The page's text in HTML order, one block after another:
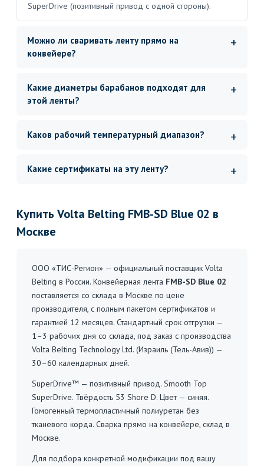
SuperDrive (позитивный привод с одной стороны).
Можно ли сваривать ленту прямо на
конвейере?
Какие диаметры барабанов подходят для
этой ленты?
Каков рабочий температурный диапазон?
Какие сертификаты на эту ленту?
Купить Volta Belting FMB-SD Blue 02 в
Москве
ООО «ТИС-Регион» — официальный поставщик Volta
Belting в России. Конвейерная лента FMB-SD Blue 02
поставляется со склада в Москве по цене
производителя, с полным пакетом сертификатов и
гарантией 12 месяцев. Стандартный срок отгрузки —
1–3 рабочих дня со склада, под заказ с производства
Volta Belting Technology Ltd. (Израиль (Тель-Авив)) —
30–60 календарных дней.
SuperDrive™ — позитивный привод. Smooth Top
SuperDrive. Твёрдость 53 Shore D. Цвет — синяя.
Гомогенный термопластичный полиуретан без
тканевого корда. Сварка прямо на конвейере, склад в
Москве.
Для подбора конкретной модификации под вашу